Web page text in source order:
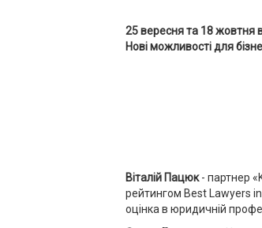
25 вересня та 18 жовтня
Нові можливості для
Віталій Пацюк- партнер
рейтингом Best Lawyers
оцінка в юридичній